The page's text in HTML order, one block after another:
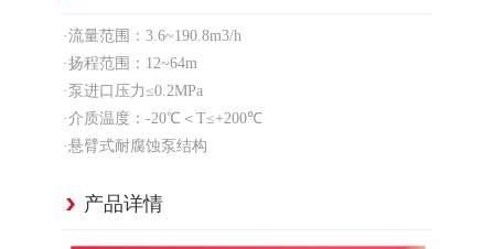
·流量范围：3.6~190.8m3/h
·扬程范围：12~64m
·泵进口压力≤0.2MPa
·介质温度：-20℃＜T≤+200℃
·悬臂式耐腐蚀泵结构
产品详情